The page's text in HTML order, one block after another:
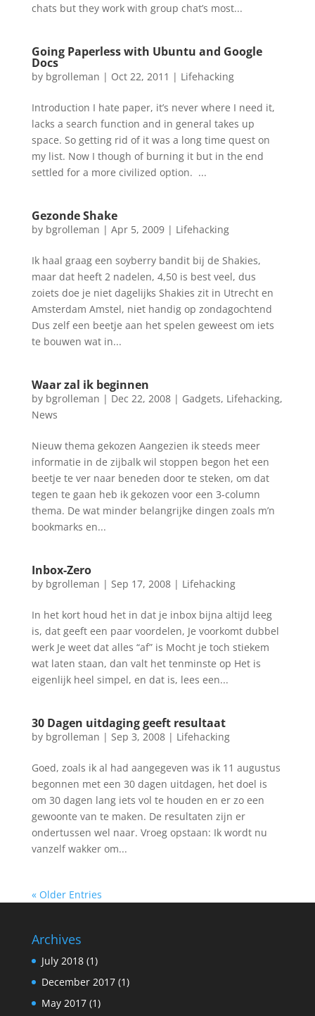
chats but they work with group chat’s most...
Going Paperless with Ubuntu and Google
Docs
by bgrolleman | Oct 22, 2011 | Lifehacking
Introduction I hate paper, it’s never where I need it,
lacks a search function and in general takes up
space. So getting rid of it was a long time quest on
my list. Now I though of burning it but in the end
settled for a more civilized option. ...
Gezonde Shake
by bgrolleman | Apr 5, 2009| Lifehacking
Ik haal graag een soyberry bandit bij de Shakies,
maar dat heeft 2 nadelen, 4,50 is best veel, dus
zoiets doe je niet dagelijks Shakies zit in Utrecht en
Amsterdam Amstel, niet handig op zondagochtend
Dus zelf een beetje aan het spelen geweest om iets
te bouwen wat in...
Waar zal ik beginnen
by bgrolleman | Dec 22, 2008| Gadgets, Lifehacking,
News
Nieuw thema gekozen Aangezien ik steeds meer
informatie in de zijbalk wil stoppen begon het een
beetje te ver naar beneden door te steken, om dat
tegen te gaan heb ik gekozen voor een 3-column
thema. De wat minder belangrijke dingen zoals m’n
bookmarks en...
Inbox-Zero
by bgrolleman | Sep 17, 2008| Lifehacking
In het kort houd het in dat je inbox bijna altijd leeg
is, dat geeft een paar voordelen, Je voorkomt dubbel
werk Je weet dat alles “af” is Mocht je toch stiekem
wat laten staan, dan valt het tenminste op Het is
eigenlijk heel simpel, en dat is, lees een...
30 Dagen uitdaging geeft resultaat
by bgrolleman | Sep 3, 2008| Lifehacking
Goed, zoals ik al had aangegeven was ik 11 augustus
begonnen met een 30 dagen uitdagen, het doel is
om 30 dagen lang iets vol te houden en er zo een
gewoonte van te maken. De resultaten zijn er
ondertussen wel naar. Vroeg opstaan: Ik wordt nu
vanzelf wakker om...
« Older Entries
Archives
July 2018(1)
December 2017(1)
May 2017(1)